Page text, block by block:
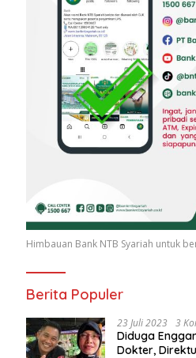
Himbauan Bank NTB Syariah untuk
Berita Populer
23 Juli 2023 3
Diduga
Dokter,